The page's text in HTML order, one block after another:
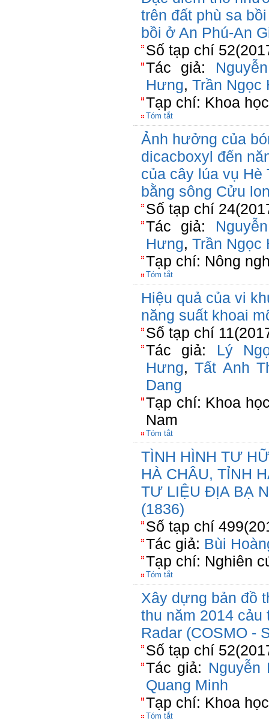
trên đất phù sa
bồi ở An Phú-An
Số tạp chí
Tác giả:
Hưng, Trần Ngọc
Tạp chí: Khoa
Tóm tắt
Ảnh hưởng của
dicacboxyl đến
của cây lúa vụ Hè
bằng sông Cửu
Số tạp chí
Tác giả:
Hưng, Trần Ngọc
Tạp chí: Nông
Tóm tắt
Hiệu quả của vi
năng suất khoai
Số tạp chí
Tác giả: Lý
Hưng,Tất Anh
Dang
Tạp chí: Khoa
Nam
Tóm tắt
TÌNH HÌNH TƯ
HÀ CHÂU, TỈNH
TƯ LIỆU ĐỊA BẠ
(1836)
Số tạp chí
Tác giả: Bùi
Tạp chí: Nghiên
Tóm tắt
Xây dựng bản đồ
thu năm 2014 cảu
Radar (COSMO -
Số tạp chí
Tác giả: Nguyễn
Quang Minh
Tạp chí: Khoa
Tóm tắt